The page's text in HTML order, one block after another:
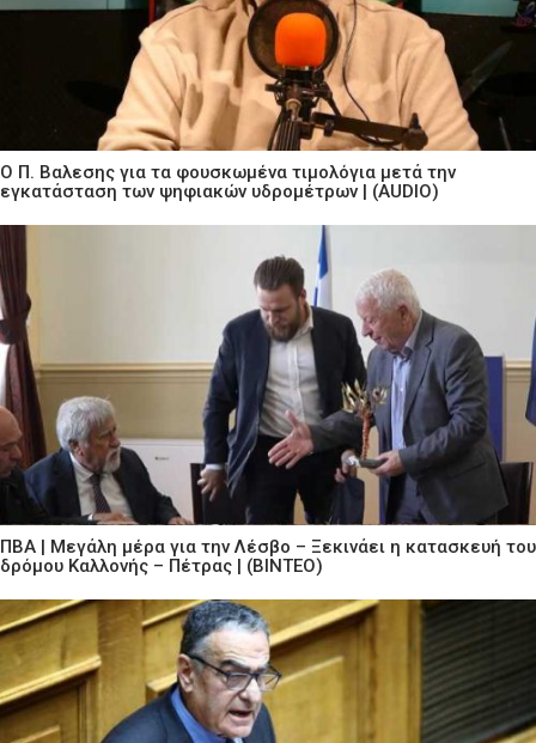
Ο Π. Βαλεσης για τα φουσκωμένα τιμολόγια μετά την
εγκατάσταση των ψηφιακών υδρομέτρων | (AUDIO)
ΠΒΑ | Μεγάλη μέρα για την Λέσβο – Ξεκινάει η κατασκευή του
δρόμου Καλλονής – Πέτρας | (ΒΙΝΤΕΟ)